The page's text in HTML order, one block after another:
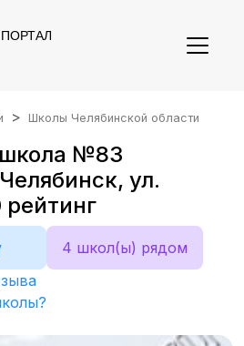
Школы Челябинской области
№83
ул.
рейтинг
4 школ(ы) рядом